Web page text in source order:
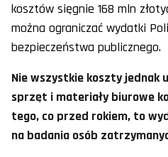
kosztów sięgnie 168 mln
można ograniczać wydatki
bezpieczeństwa publicznego.
Nie wszystkie koszty jednak
sprzęt i materiały biurowe
tego, co przed rokiem, to
na badania osób